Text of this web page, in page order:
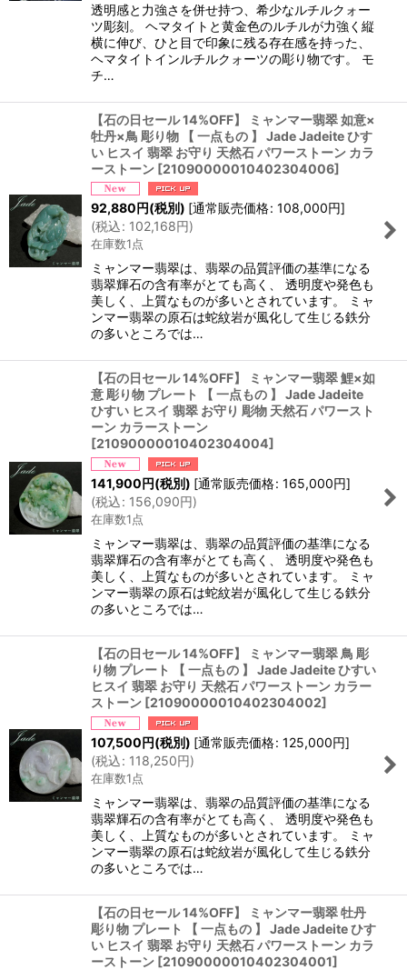
透明感と力強さを併せ持つ、希少なルチルクォー
ツ彫刻。 ヘマタイトと黄金色のルチルが力強く縦
横に伸び、ひと目で印象に残る存在感を持った、
ヘマタイトインルチルクォーツの彫り物です。 モ
チ…
【石の日セール 14%OFF】 ミャンマー翡翠 如意×
牡丹×鳥 彫り物 【 一点もの 】 Jade Jadeite ひす
い ヒスイ 翡翠 お守り 天然石 パワーストーン カラ
ーストーン [21090000010402304006]
92,880円(税別) [通常販売価格: 108,000円]
(税込: 102,168円)
在庫数1点
ミャンマー翡翠は、翡翠の品質評価の基準になる
翡翠輝石の含有率がとても高く、 透明度や発色も
美しく、上質なものが多いとされています。 ミャ
ンマー翡翠の原石は蛇紋岩が風化して生じる鉄分
の多いところでは…
【石の日セール 14%OFF】 ミャンマー翡翠 鯉×如
意 彫り物 プレート 【 一点もの 】 Jade Jadeite
ひすい ヒスイ 翡翠 お守り 彫物 天然石 パワースト
ーン カラーストーン
[21090000010402304004]
141,900円(税別) [通常販売価格: 165,000円]
(税込: 156,090円)
在庫数1点
ミャンマー翡翠は、翡翠の品質評価の基準になる
翡翠輝石の含有率がとても高く、 透明度や発色も
美しく、上質なものが多いとされています。 ミャ
ンマー翡翠の原石は蛇紋岩が風化して生じる鉄分
の多いところでは…
【石の日セール 14%OFF】 ミャンマー翡翠 鳥 彫
り物 プレート 【 一点もの 】 Jade Jadeite ひすい
ヒスイ 翡翠 お守り 天然石 パワーストーン カラー
ストーン [21090000010402304002]
107,500円(税別) [通常販売価格: 125,000円]
(税込: 118,250円)
在庫数1点
ミャンマー翡翠は、翡翠の品質評価の基準になる
翡翠輝石の含有率がとても高く、 透明度や発色も
美しく、上質なものが多いとされています。 ミャ
ンマー翡翠の原石は蛇紋岩が風化して生じる鉄分
の多いところでは…
【石の日セール 14%OFF】 ミャンマー翡翠 牡丹
彫り物 プレート 【 一点もの 】 Jade Jadeite ひす
い ヒスイ 翡翠 お守り 天然石 パワーストーン カラ
ーストーン [21090000010402304001]